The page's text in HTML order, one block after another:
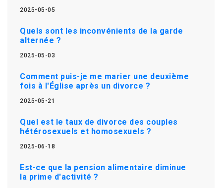
2025-05-05
Quels sont les inconvénients de la garde
alternée ?
2025-05-03
Comment puis-je me marier une deuxième
fois à l'Église après un divorce ?
2025-05-21
Quel est le taux de divorce des couples
hétérosexuels et homosexuels ?
2025-06-18
Est-ce que la pension alimentaire diminue
la prime d'activité ?